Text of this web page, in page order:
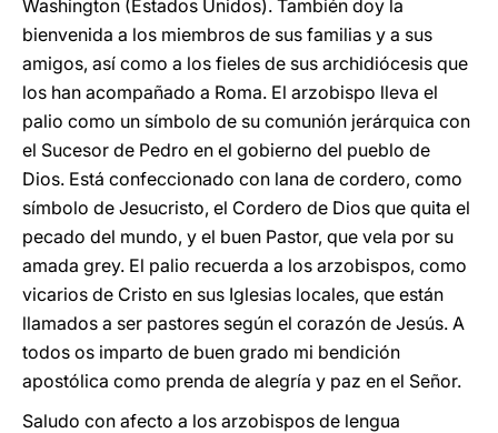
Washington (Estados Unidos). También doy la
bienvenida a los miembros de sus familias y a sus
amigos, así como a los fieles de sus archidiócesis que
los han acompañado a Roma. El arzobispo lleva el
palio como un símbolo de su comunión jerárquica con
el Sucesor de Pedro en el gobierno del pueblo de
Dios. Está confeccionado con lana de cordero, como
símbolo de Jesucristo, el Cordero de Dios que quita el
pecado del mundo, y el buen Pastor, que vela por su
amada grey. El palio recuerda a los arzobispos, como
vicarios de Cristo en sus Iglesias locales, que están
llamados a ser pastores según el corazón de Jesús. A
todos os imparto de buen grado mi bendición
apostólica como prenda de alegría y paz en el Señor.
Saludo con afecto a los arzobispos de lengua